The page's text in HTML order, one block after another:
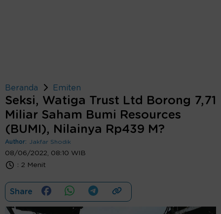
Beranda Emiten
Seksi, Watiga Trust Ltd Borong 7,71
Miliar Saham Bumi Resources
(BUMI), Nilainya Rp439 M?
Author: Jakfar Shodik
08/06/2022, 08:10 WIB
: 2 Menit
Share